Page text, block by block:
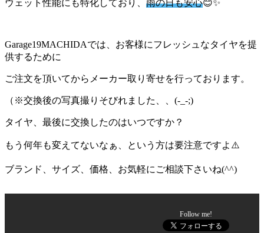
ウェット性能にも特化しており、 雨の日も安心😊✨
Garage19MACHIDAでは、お客様にフレッシュなタイヤを提
供するために
ご注文を頂いてからメーカー取り寄せを行っております。
（※交換後の写真撮りそびれました、、(-_-;)
タイヤ、最後に交換したのはいつですか？
もう何年も変えてないなぁ、という方は要注意ですよ⚠️
ブランド、サイズ、価格、お気軽にご相談下さいね(^^)
Follow me!